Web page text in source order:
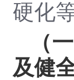
硬化
（
及健